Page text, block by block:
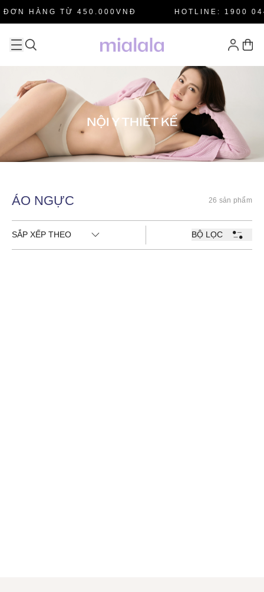
HÀNG TỪ 450.000VNĐ HOTLINE: 1900
ÁO NGỰC 26 sản phẩm
SẮP XẾP THEO BỘ LỌC